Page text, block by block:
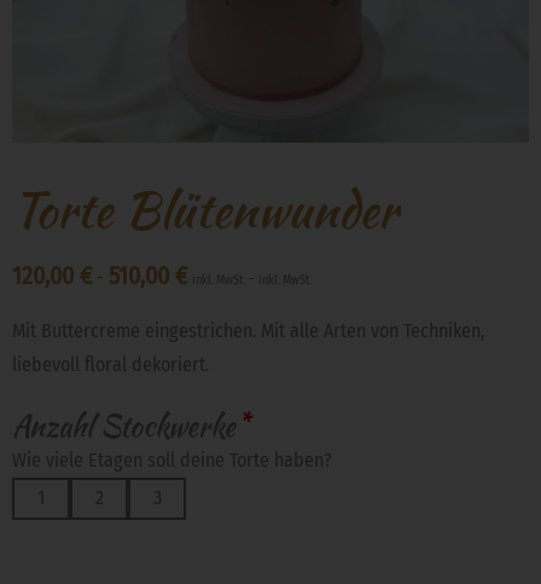
Torte Blütenwunder
120,00 € - 510,00 € inkl. MwSt. inkl. MwSt.
Mit Buttercreme eingestrichen. Mit alle Arten von Techniken,
liebevoll floral dekoriert.
*
Anzahl Stockwerke
Wie viele Etagen soll deine Torte haben?
1
2 3